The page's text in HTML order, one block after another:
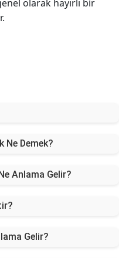
olarak hayırlı bir
Ne Demek?
Anlama Gelir?
Gelir?